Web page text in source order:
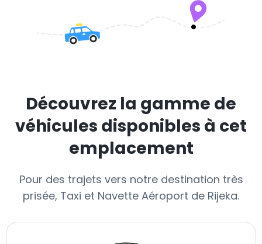
Découvrez la gamme de
véhicules disponibles à cet
emplacement
Pour des trajets vers notre destination très
prisée, Taxi et Navette Aéroport de Rijeka.